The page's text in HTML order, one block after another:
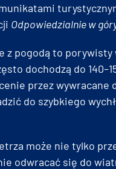
Odpowiedzialnie w
z pogodą to porywisty
dochodzą do
przez wywracane
do szybkiego
może nie tylko
odwracać się do